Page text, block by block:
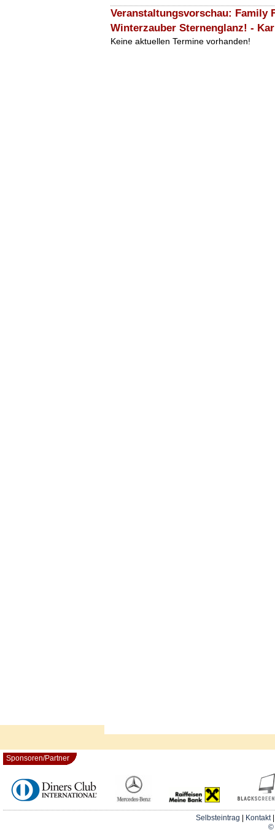
Veranstaltungsvorschau: Family
Winterzauber Sternenglanz! -
Keine aktuellen Termine vorhanden!
Sponsoren/Partner
Selbsteintrag Kontakt
©